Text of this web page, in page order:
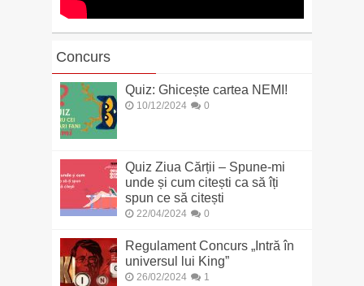
Concurs
Quiz: Ghicește cartea NEMI!
10/12/2024 0
Quiz Ziua Cărții – Spune-mi
unde și cum citești ca să îți
spun ce să citești
22/04/2024 0
Regulament Concurs „Intră în
universul lui King”
26/02/2024 1